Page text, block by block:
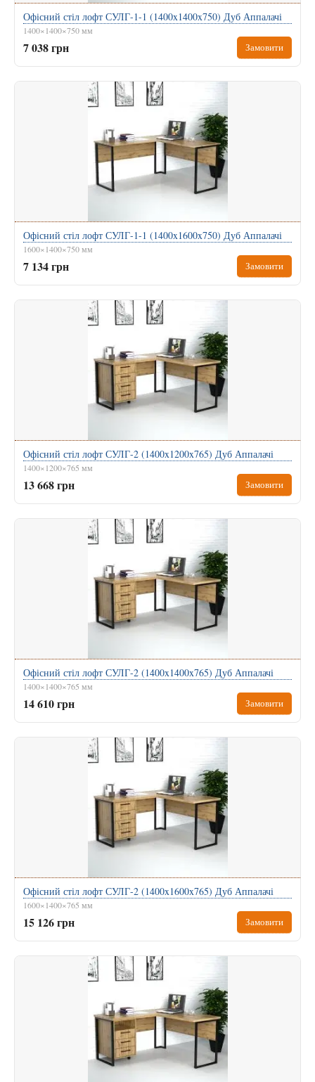
Офісний стіл лофт СУЛГ-1-1 (1400x1400x750) Дуб Аппалачі
1400×1400×750 мм
7 038 грн Замовити
Офісний стіл лофт СУЛГ-1-1 (1400x1600x750) Дуб Аппалачі
1600×1400×750 мм
7 134 грн Замовити
Офісний стіл лофт СУЛГ-2 (1400x1200x765) Дуб Аппалачі
1400×1200×765 мм
13 668 грн Замовити
Офісний стіл лофт СУЛГ-2 (1400x1400x765) Дуб Аппалачі
1400×1400×765 мм
14 610 грн Замовити
Офісний стіл лофт СУЛГ-2 (1400x1600x765) Дуб Аппалачі
1600×1400×765 мм
15 126 грн Замовити